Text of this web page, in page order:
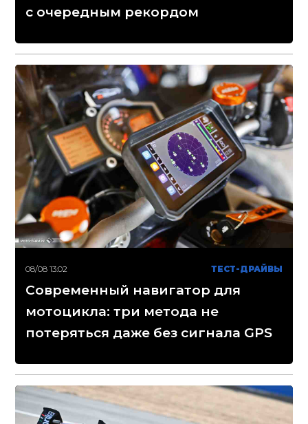
с очередным рекордом
08/08 13:02 ТЕСТ-ДРАЙВЫ
Современный навигатор для
мотоцикла: три метода не
потеряться даже без сигнала GPS